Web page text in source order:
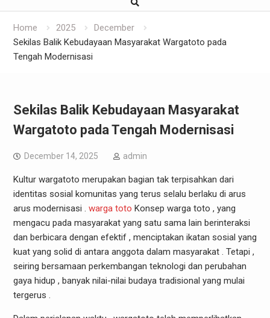
Home 2025
December
Sekilas Balik Kebudayaan Masyarakat Wargatoto pada
Tengah Modernisasi
Sekilas Balik Kebudayaan Masyarakat
Wargatoto pada Tengah Modernisasi
December 14, 2025 admin
Kultur wargatoto merupakan bagian tak terpisahkan dari
identitas sosial komunitas yang terus selalu berlaku di arus
arus modernisasi . warga toto Konsep warga toto , yang
mengacu pada masyarakat yang satu sama lain berinteraksi
dan berbicara dengan efektif , menciptakan ikatan sosial yang
kuat yang solid di antara anggota dalam masyarakat . Tetapi ,
seiring bersamaan perkembangan teknologi dan perubahan
gaya hidup , banyak nilai-nilai budaya tradisional yang mulai
tergerus .